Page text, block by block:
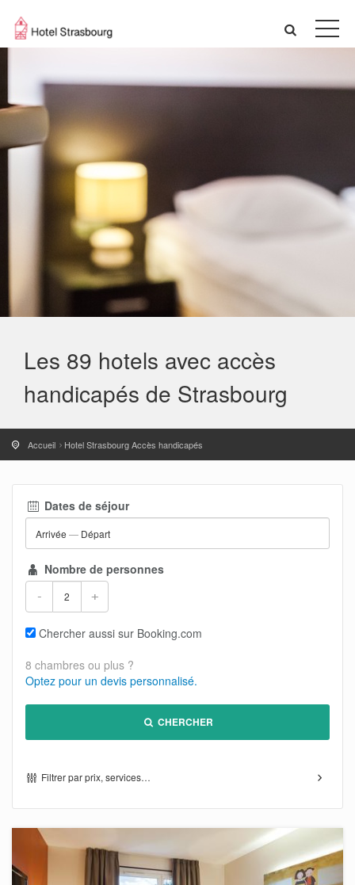
Les 89 hotels avec accès
handicapés de Strasbourg
Accueil Hotel Strasbourg Accès handicapés
Dates de séjour
Arrivée — Départ
Nombre de personnes
- +
Chercher aussi sur Booking.com
8 chambres ou plus ?
Optez pour un devis personnalisé.
CHERCHER
Filtrer par prix, services…